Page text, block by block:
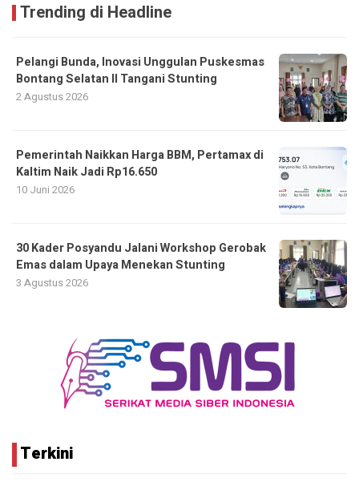
Trending di Headline
Pelangi Bunda, Inovasi Unggulan Puskesmas
Bontang Selatan II Tangani Stunting
2 Agustus 2026
Pemerintah Naikkan Harga BBM, Pertamax di
Kaltim Naik Jadi Rp16.650
10 Juni 2026
30 Kader Posyandu Jalani Workshop Gerobak
Emas dalam Upaya Menekan Stunting
3 Agustus 2026
Terkini